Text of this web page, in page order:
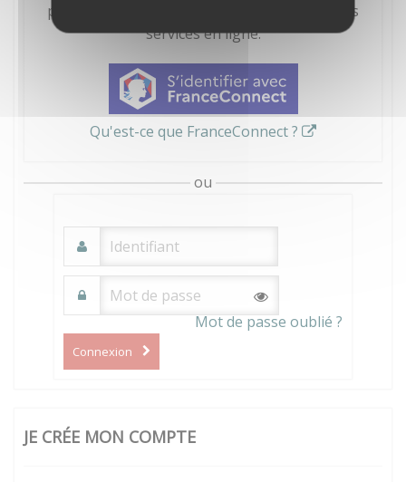
pour sécuriser et simplifier la connexion à vos
services en ligne.
Qu'est-ce que FranceConnect ?
ou
Mot de passe oublié ?
Connexion
JE CRÉE MON COMPTE